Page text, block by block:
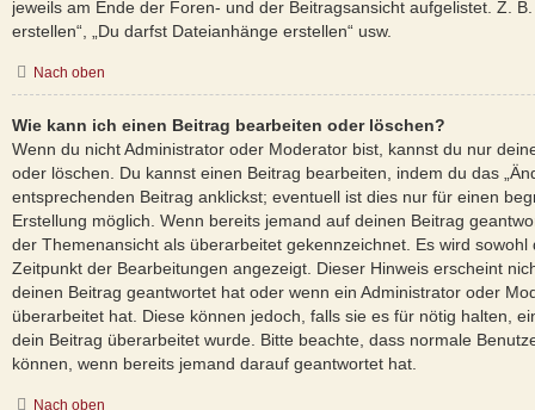
jeweils am Ende der Foren- und der Beitragsansicht aufgelistet. Z.
erstellen“, „Du darfst Dateianhänge erstellen“ usw.
Nach oben
Wie kann ich einen Beitrag bearbeiten oder löschen?
Wenn du nicht Administrator oder Moderator bist, kannst du nur
oder löschen. Du kannst einen Beitrag bearbeiten, indem du das
entsprechenden Beitrag anklickst; eventuell ist dies nur für einen
Erstellung möglich. Wenn bereits jemand auf deinen Beitrag
der Themenansicht als überarbeitet gekennzeichnet. Es wird sowohl
Zeitpunkt der Bearbeitungen angezeigt. Dieser Hinweis erscheint
deinen Beitrag geantwortet hat oder wenn ein Administrator oder
überarbeitet hat. Diese können jedoch, falls sie es für nötig halten,
dein Beitrag überarbeitet wurde. Bitte beachte, dass normale
können, wenn bereits jemand darauf geantwortet hat.
Nach oben